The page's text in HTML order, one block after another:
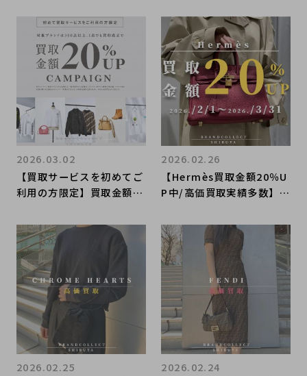
ランドコレクト渋谷店へ
新宿/目黒/代々木/恵比寿/
代官山などでご売却を検討
中の方にお勧めです！
店へ 新宿/目黒/代々木/
恵比寿/代官山などでご売
却を検討中の方にお勧めで
す！
【買取サービスを初めてご
利用の方限定】買取金額2
中！ LINEでの簡単査定・
事前査定でも対象ブランド
の買取価格が20％アップい
たします！
2026.03.02
【Hermès買取金額20％U
P中/高価買取実績多数】新
宿/目黒/代々木/恵比寿/代
官山などでご売却を検討中
の方にお勧めです！
2026.02.26
2026.02.25
2026.02.24